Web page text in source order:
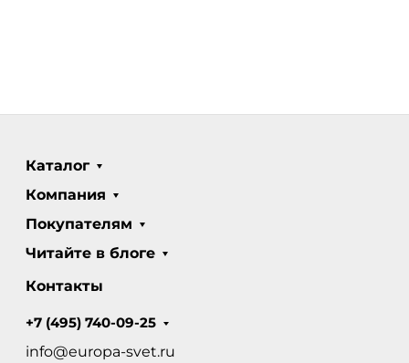
Каталог
Компания
Покупателям
Читайте в блоге
Контакты
+7 (495) 740-09-25
info@europa-svet.ru